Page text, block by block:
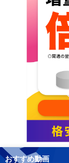
おすすめ動画